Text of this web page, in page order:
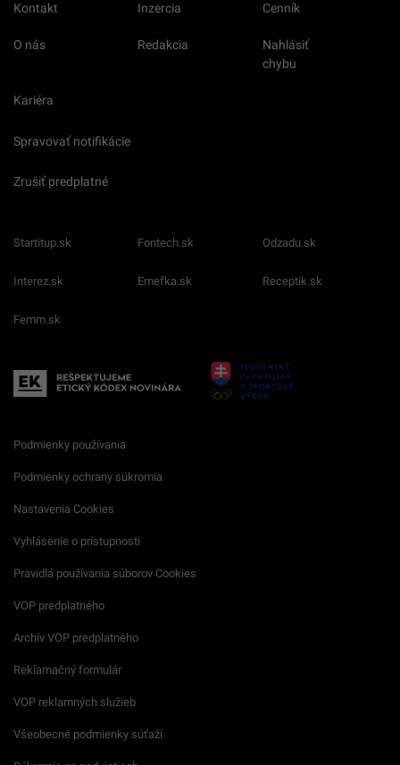
Kontakt Inzercia Cenník
O nás Redakcia
Nahlásiť
chybu
Kariéra
Spravovať notifikácie
Zrušiť predplatné
Startitup.sk Fontech.sk Odzadu.sk
Interez.sk Emefka.sk Receptik.sk
Femm.sk
Podmienky používania
Podmienky ochrany súkromia
Nastavenia Cookies
Vyhlásenie o prístupnosti
Pravidlá používania súborov Cookies
VOP predplatného
Archív VOP predplatného
Reklamačný formulár
VOP reklamných služieb
Všeobecné podmienky súťaží